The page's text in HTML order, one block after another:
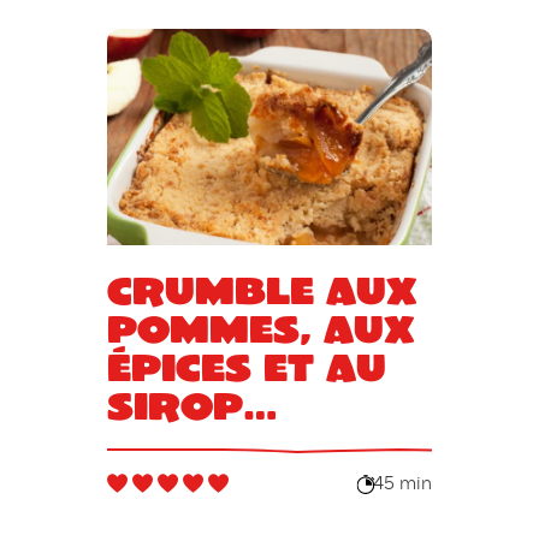
Crumble aux
pommes, aux
épices et au
sirop
d’agave
45 min